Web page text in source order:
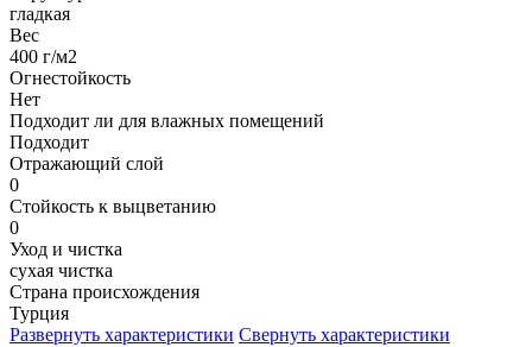
гладкая
Вес
400 г/м2
Огнестойкость
Нет
Подходит ли для влажных помещений
Подходит
Отражающий слой
0
Стойкость к выцветанию
0
Уход и чистка
сухая чистка
Страна происхождения
Турция
Развернуть характеристики Свернуть характеристики